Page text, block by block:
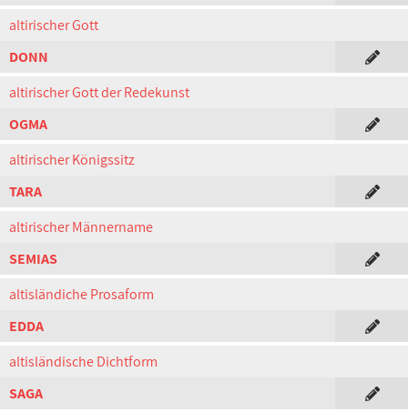
altirischer Gott
DONN
altirischer Gott der Redekunst
OGMA
altirischer Königssitz
TARA
altirischer Männername
SEMIAS
altisländiche Prosaform
EDDA
altisländische Dichtform
SAGA